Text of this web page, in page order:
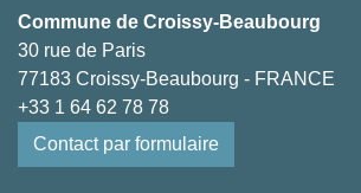
Commune de Croissy-Beaubourg
30 rue de Paris
77183 Croissy-Beaubourg - FRANCE
+33 1 64 62 78 78
Contact par formulaire